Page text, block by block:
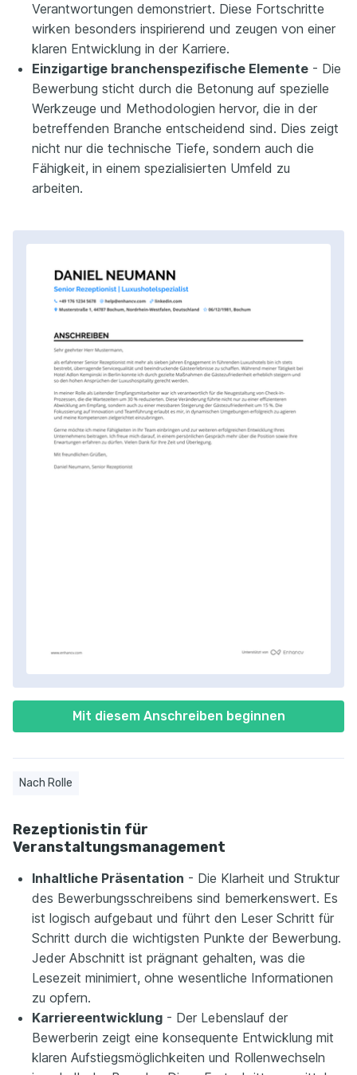
Mit diesem Anschreiben beginnen
Verantwortungen demonstriert. Diese Fortschritte
wirken besonders inspirierend und zeugen von einer
klaren Entwicklung in der Karriere.
Einzigartige branchenspezifische Elemente - Die
Bewerbung sticht durch die Betonung auf spezielle
Werkzeuge und Methodologien hervor, die in der
betreffenden Branche entscheidend sind. Dies zeigt
nicht nur die technische Tiefe, sondern auch die
Fähigkeit, in einem spezialisierten Umfeld zu
arbeiten.
Nach Rolle
Rezeptionistin für
Veranstaltungsmanagement
Inhaltliche Präsentation - Die Klarheit und Struktur
des Bewerbungsschreibens sind bemerkenswert. Es
ist logisch aufgebaut und führt den Leser Schritt für
Schritt durch die wichtigsten Punkte der Bewerbung.
Jeder Abschnitt ist prägnant gehalten, was die
Lesezeit minimiert, ohne wesentliche Informationen
zu opfern.
Karriereentwicklung - Der Lebenslauf der
Bewerberin zeigt eine konsequente Entwicklung mit
klaren Aufstiegsmöglichkeiten und Rollenwechseln